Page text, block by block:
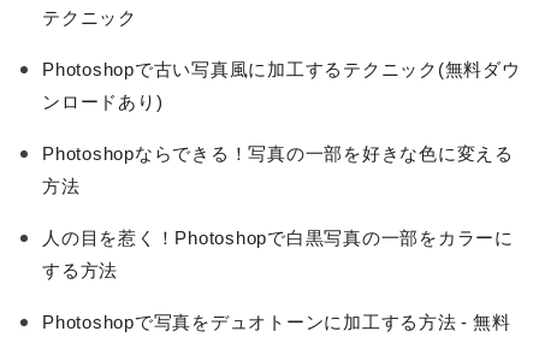
テクニック
Photoshopで古い写真風に加工するテクニック(無料ダウ
ンロードあり)
Photoshopならできる！写真の一部を好きな色に変える
方法
人の目を惹く！Photoshopで白黒写真の一部をカラーに
する方法
Photoshopで写真をデュオトーンに加工する方法 - 無料